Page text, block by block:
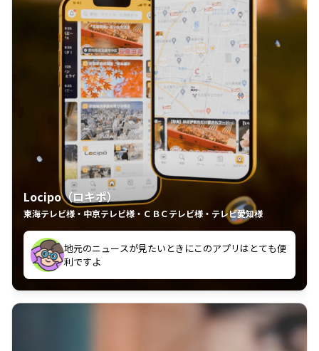
Locipo（ロキポ）
東海テレビ様・中京テレビ様・ＣＢＣテレビ様・テレビ愛知様
中京テレビのおもしろ番組が視聴可能地域外からも見
れるの嬉しいポイント
いつも利用させていただいております！